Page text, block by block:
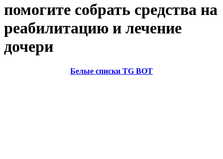
помогите собрать средства на
реабилитацию и лечение
дочери
Белые списки TG BOT